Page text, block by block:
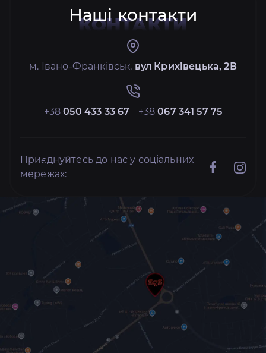
Наші контакти
КОНТАКТИ
м. Івано-Франківськ, вул Крихівецька, 2В
+38050 433 33 67 +38067 341 57 75
Приєднуйтесь до нас у соціальних
мережах: